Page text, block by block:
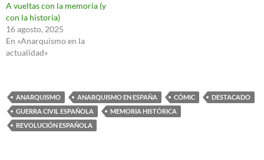
A vueltas con la memoria (y
con la historia)
16 agosto, 2025
En «Anarquismo en la
actualidad»
ANARQUISMO ANARQUISMO EN ESPAÑA CÓMIC
DESTACADO
GUERRA CIVIL ESPAÑOLA
MEMORIA HISTÓRICA
REVOLUCIÓN ESPAÑOLA